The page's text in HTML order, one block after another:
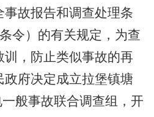
故报告和调查处理条
条令）的有关规定，为查
，防止类似事故的再
政府决定成立拉堡镇塘
般事故联合调查组，开